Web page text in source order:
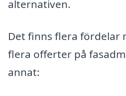
alternativen.
Det finns flera fördelar
flera offerter på
annat: